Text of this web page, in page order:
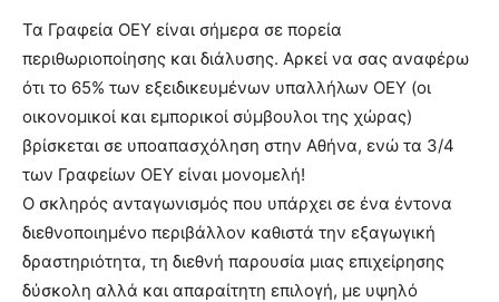
Τα Γραφεία ΟΕΥ είναι σήμερα σε πορεία
περιθωριοποίησης και διάλυσης. Αρκεί να σας αναφέρω
ότι το 65% των εξειδικευμένων υπαλλήλων ΟΕΥ (οι
οικονομικοί και εμπορικοί σύμβουλοι της χώρας)
βρίσκεται σε υποαπασχόληση στην Αθήνα, ενώ τα 3/4
των Γραφείων ΟΕΥ είναι μονομελή!
Ο σκληρός ανταγωνισμός που υπάρχει σε ένα έντονα
διεθνοποιημένο περιβάλλον καθιστά την εξαγωγική
δραστηριότητα, τη διεθνή παρουσία μιας επιχείρησης
δύσκολη αλλά και απαραίτητη επιλογή, με υψηλό